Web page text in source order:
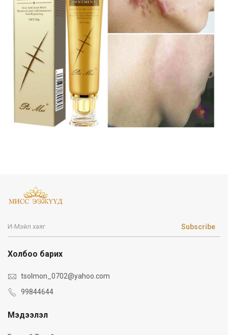
Subscribe
Холбоо барих
tsolmon_0702@yahoo.com
99844644
Мэдээлэл